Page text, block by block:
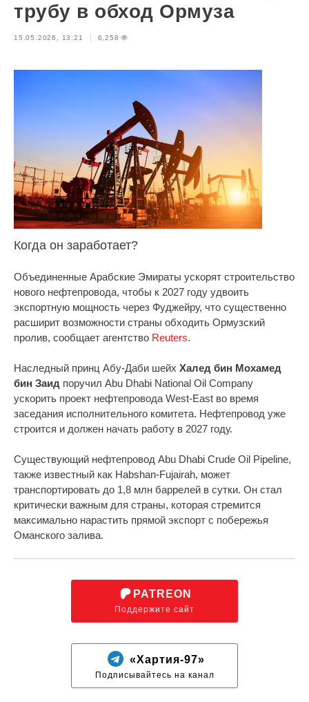
трубу в обход Ормуза
15.05.2026, 13:21 6,258
Когда он заработает?
Объединенные Арабские Эмираты ускорят строительство
нового нефтепровода, чтобы к 2027 году удвоить
экспортную мощность через Фуджейру, что существенно
расширит возможности страны обходить Ормузский
пролив, сообщает агентство Reuters.
Наследный принц Абу-Даби шейх Халед бин Мохамед
бин Заид поручил Abu Dhabi National Oil Company
ускорить проект нефтепровода West-East во время
заседания исполнительного комитета. Нефтепровод уже
строится и должен начать работу в 2027 году.
Существующий нефтепровод Abu Dhabi Crude Oil Pipeline,
также известный как Habshan-Fujairah, может
транспортировать до 1,8 млн баррелей в сутки. Он стал
критически важным для страны, которая стремится
максимально нарастить прямой экспорт с побережья
Оманского залива.
PATREON
Поддержите сайт
«Хартия-97»
Подписывайтесь на канал